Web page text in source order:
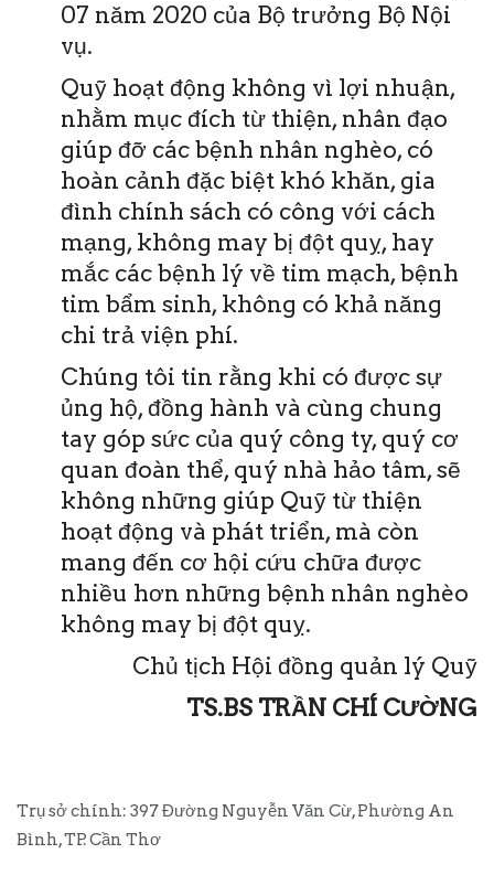
07 năm 2020 của Bộ trưởng Bộ Nội
vụ.
Quỹ hoạt động không vì lợi nhuận,
nhằm mục đích từ thiện, nhân đạo
giúp đỡ các bệnh nhân nghèo, có
hoàn cảnh đặc biệt khó khăn, gia
đình chính sách có công với cách
mạng, không may bị đột quỵ, hay
mắc các bệnh lý về tim mạch, bệnh
tim bẩm sinh, không có khả năng
chi trả viện phí.
Chúng tôi tin rằng khi có được sự
ủng hộ, đồng hành và cùng chung
tay góp sức của quý công ty, quý cơ
quan đoàn thể, quý nhà hảo tâm, sẽ
không những giúp Quỹ từ thiện
hoạt động và phát triển, mà còn
mang đến cơ hội cứu chữa được
nhiều hơn những bệnh nhân nghèo
không may bị đột quỵ.
Chủ tịch Hội đồng quản lý Quỹ
TS.BS TRẦN CHÍ CƯỜNG
Trụ sở chính: 397 Đường Nguyễn Văn Cừ, Phường An
Bình, TP. Cần Thơ